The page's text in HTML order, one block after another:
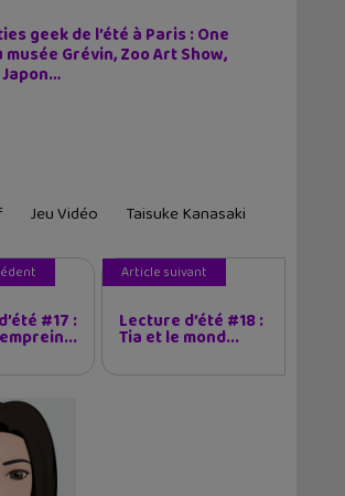
geek de l’été à Paris : One
musée Grévin, Zoo Art Show,
Jeu Vidéo Taisuke Kanasaki
#17 :
Article suivant
Lecture d’été #18 :
Tia et le mond...